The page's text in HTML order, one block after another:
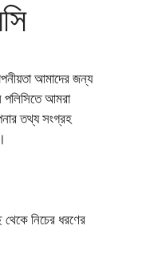
আমাদের জন্য
আমরা
তথ্য সংগ্রহ
থেকে নিচের ধরণের